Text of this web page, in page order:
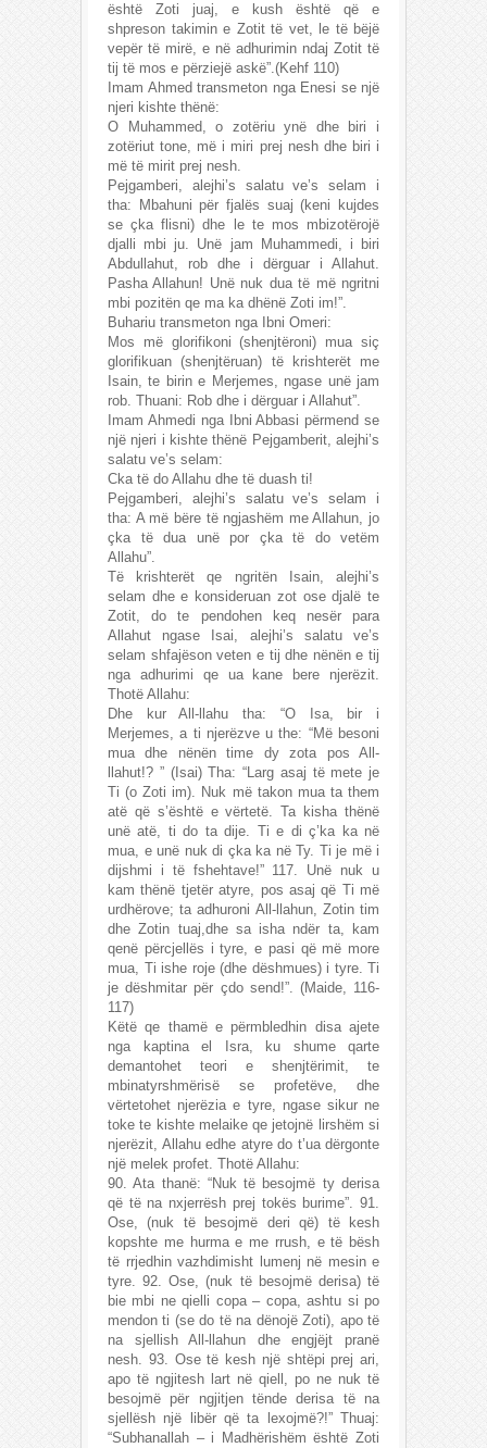
është Zoti juaj, e kush është që e
shpreson takimin e Zotit të vet, le të bëjë
vepër të mirë, e në adhurimin ndaj Zotit të
tij të mos e përziejë askë”.(Kehf 110)
Imam Ahmed transmeton nga Enesi se një
njeri kishte thënë:
O Muhammed, o zotëriu ynë dhe biri i
zotëriut tone, më i miri prej nesh dhe biri i
më të mirit prej nesh.
Pejgamberi, alejhi’s salatu ve’s selam i
tha: Mbahuni për fjalës suaj (keni kujdes
se çka flisni) dhe le te mos mbizotërojë
djalli mbi ju. Unë jam Muhammedi, i biri
Abdullahut, rob dhe i dërguar i Allahut.
Pasha Allahun! Unë nuk dua të më ngritni
mbi pozitën qe ma ka dhënë Zoti im!”.
Buhariu transmeton nga Ibni Omeri:
Mos më glorifikoni (shenjtëroni) mua siç
glorifikuan (shenjtëruan) të krishterët me
Isain, te birin e Merjemes, ngase unë jam
rob. Thuani: Rob dhe i dërguar i Allahut”.
Imam Ahmedi nga Ibni Abbasi përmend se
një njeri i kishte thënë Pejgamberit, alejhi’s
salatu ve’s selam:
Cka të do Allahu dhe të duash ti!
Pejgamberi, alejhi’s salatu ve’s selam i
tha: A më bëre të ngjashëm me Allahun, jo
çka të dua unë por çka të do vetëm
Allahu”.
Të krishterët qe ngritën Isain, alejhi’s
selam dhe e konsideruan zot ose djalë te
Zotit, do te pendohen keq nesër para
Allahut ngase Isai, alejhi’s salatu ve’s
selam shfajëson veten e tij dhe nënën e tij
nga adhurimi qe ua kane bere njerëzit.
Thotë Allahu:
Dhe kur All-llahu tha: “O Isa, bir i
Merjemes, a ti njerëzve u the: “Më besoni
mua dhe nënën time dy zota pos All-
llahut!? ” (Isai) Tha: “Larg asaj të mete je
Ti (o Zoti im). Nuk më takon mua ta them
atë që s’është e vërtetë. Ta kisha thënë
unë atë, ti do ta dije. Ti e di ç’ka ka në
mua, e unë nuk di çka ka në Ty. Ti je më i
dijshmi i të fshehtave!” 117. Unë nuk u
kam thënë tjetër atyre, pos asaj që Ti më
urdhërove; ta adhuroni All-llahun, Zotin tim
dhe Zotin tuaj,dhe sa isha ndër ta, kam
qenë përcjellës i tyre, e pasi që më more
mua, Ti ishe roje (dhe dëshmues) i tyre. Ti
je dëshmitar për çdo send!”. (Maide, 116-
117)
Këtë qe thamë e përmbledhin disa ajete
nga kaptina el Isra, ku shume qarte
demantohet teori e shenjtërimit, te
mbinatyrshmërisë se profetëve, dhe
vërtetohet njerëzia e tyre, ngase sikur ne
toke te kishte melaike qe jetojnë lirshëm si
njerëzit, Allahu edhe atyre do t’ua dërgonte
një melek profet. Thotë Allahu:
90. Ata thanë: “Nuk të besojmë ty derisa
që të na nxjerrësh prej tokës burime”. 91.
Ose, (nuk të besojmë deri që) të kesh
kopshte me hurma e me rrush, e të bësh
të rrjedhin vazhdimisht lumenj në mesin e
tyre. 92. Ose, (nuk të besojmë derisa) të
bie mbi ne qielli copa – copa, ashtu si po
mendon ti (se do të na dënojë Zoti), apo të
na sjellish All-llahun dhe engjëjt pranë
nesh. 93. Ose të kesh një shtëpi prej ari,
apo të ngjitesh lart në qiell, po ne nuk të
besojmë për ngjitjen tënde derisa të na
sjellësh një libër që ta lexojmë?!” Thuaj:
“Subhanallah – i Madhërishëm është Zoti